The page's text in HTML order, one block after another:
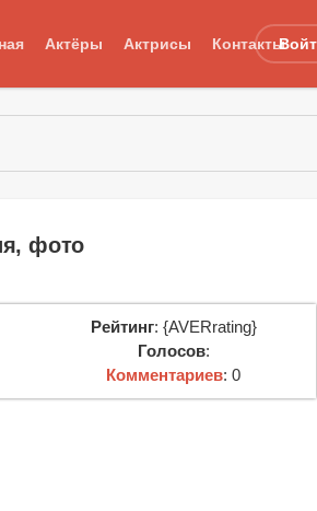
Актёры Актрисы Контакты
фото
Рейтинг: {AVERrating}
Голосов:
Комментариев: 0